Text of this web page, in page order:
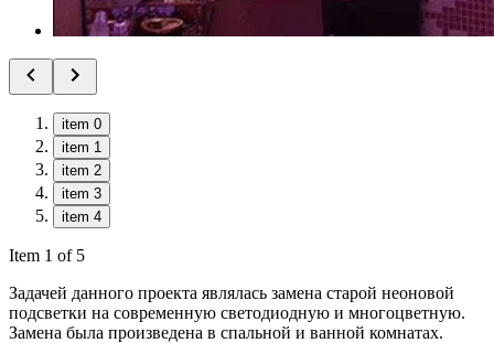
item 0
item 1
item 2
item 3
item 4
Item 1 of 5
Задачей данного проекта являлась замена старой неоновой
подсветки на современную светодиодную и многоцветную.
Замена была произведена в спальной и ванной комнатах.